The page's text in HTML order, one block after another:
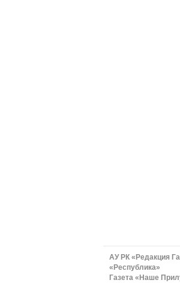
АУ РК «Редакция
«Республика»
Газета «Наше